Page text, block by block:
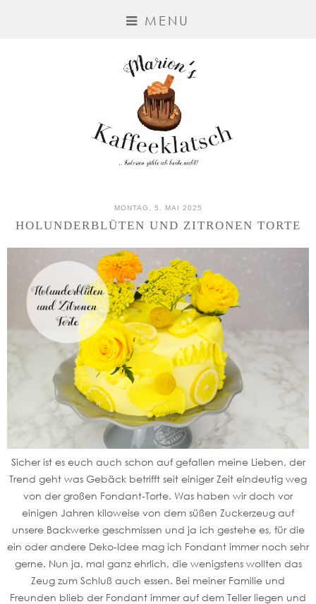
MENU
MONTAG, 5. MAI 2025
HOLUNDERBLÜTEN UND ZITRONEN TORTE
Sicher ist es euch auch schon auf gefallen meine Lieben, der
Trend geht was Gebäck betrifft seit einiger Zeit eindeutig weg
von der großen Fondant-Torte. Was haben wir doch vor
einigen Jahren kiloweise von dem süßen Zuckerzeug auf
unsere Backwerke geschmissen und ja ich gestehe es, für die
ein oder andere Deko-Idee mag ich Fondant immer noch sehr
gerne. Nun ja, mal ganz ehrlich, die wenigstens wollten das
Zeug zum Schluß auch essen. Bei meiner Familie und
Freunden blieb der Fondant immer auf dem Teller liegen und